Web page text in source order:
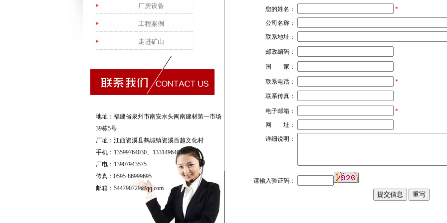
厂房设备
工程案例
走进矿山
地址：福建省泉州市南安水头闽南建材第一市场
39栋5号
厂址：江西资溪县鹤城镇资溪百越文化村
手机：13599764030、13314964030
厂电：13907943575
传真：0595-86999695
邮箱： 544790729@qq.com
您的姓名：
*
公司名称：
联系地址：
邮政编码：
国 家：
联系电话： *
联系传真：
电子邮箱：
*
网 址：
详细说明：
请输入验证码：